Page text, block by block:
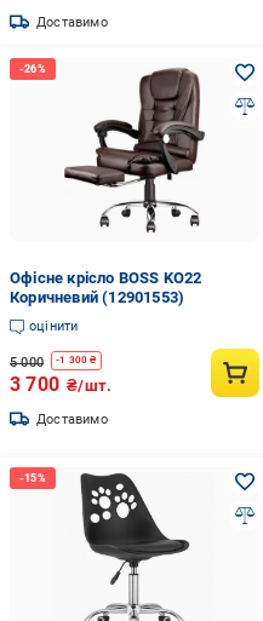
Доставимо
Офісне крісло BOSS KO22
Коричневий (12901553)
оцінити
5 000 -1 300 ₴
3 700 ₴/шт.
Доставимо